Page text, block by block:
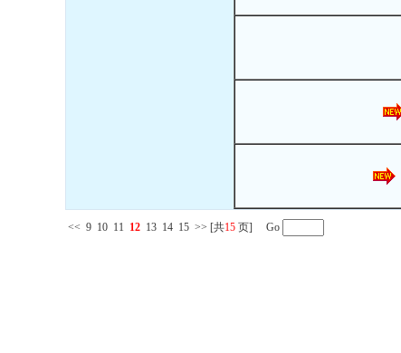
<< 9 10 11 12 13 14 15 >> [共15 页] Go